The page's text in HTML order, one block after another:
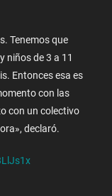
Tenemos que
niños de 3 a 11
Entonces esa es
con las
con un colectivo
declaró.